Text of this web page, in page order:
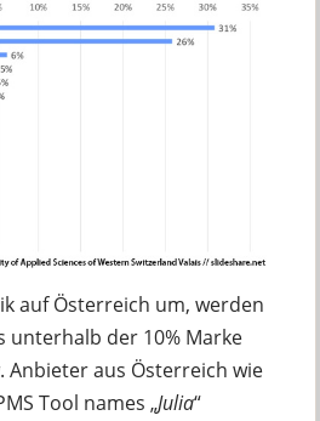
auf Österreich um, werden
unterhalb der 10% Marke
Anbieter aus Österreich wie
Tool names „Julia“